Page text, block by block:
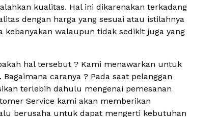
kualitas. Hal ini dikarenakan terkadang
dengan harga yang sesuai atau istilahnya
walaupun tidak sedikit juga yang
hal tersebut ? Kami menawarkan untuk
caranya ? Pada saat pelanggan
terlebih dahulu mengenai pemesanan
Service kami akan memberikan
berusaha untuk dapat mengerti kebutuhan